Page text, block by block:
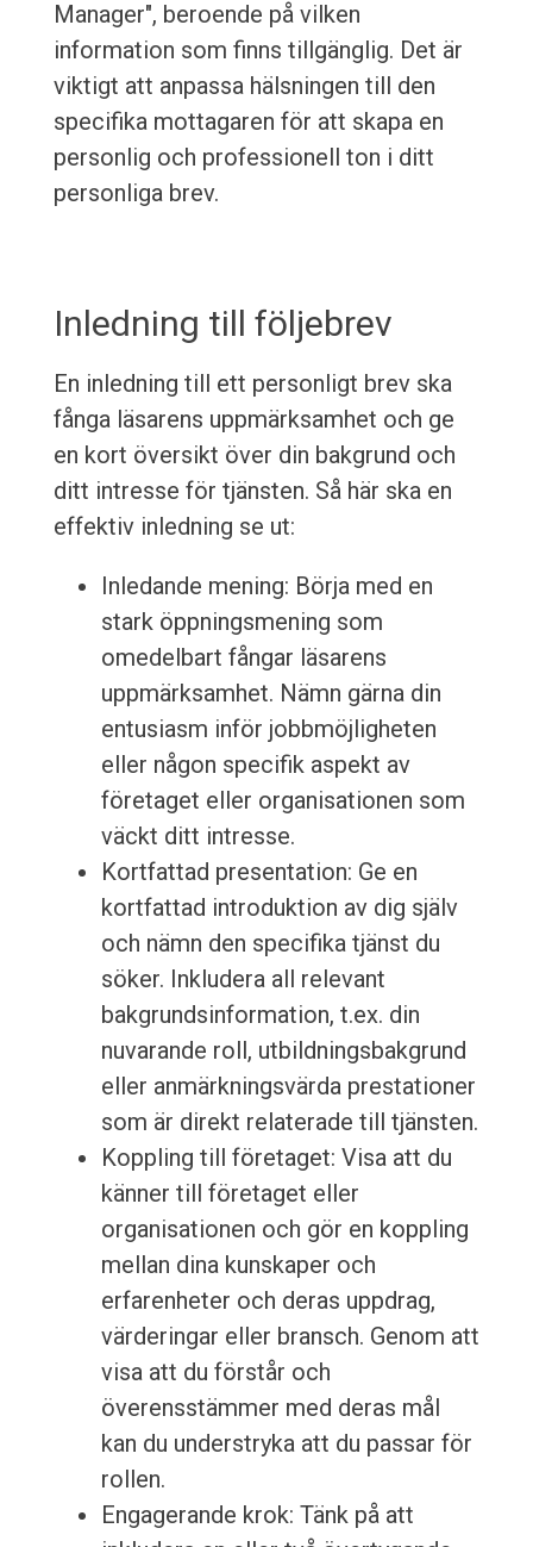
Manager", beroende på vilken
information som finns tillgänglig. Det är
viktigt att anpassa hälsningen till den
specifika mottagaren för att skapa en
personlig och professionell ton i ditt
personliga brev.
Inledning till följebrev
En inledning till ett personligt brev ska
fånga läsarens uppmärksamhet och ge
en kort översikt över din bakgrund och
ditt intresse för tjänsten. Så här ska en
effektiv inledning se ut:
Inledande mening: Börja med en
stark öppningsmening som
omedelbart fångar läsarens
uppmärksamhet. Nämn gärna din
entusiasm inför jobbmöjligheten
eller någon specifik aspekt av
företaget eller organisationen som
väckt ditt intresse.
Kortfattad presentation: Ge en
kortfattad introduktion av dig själv
och nämn den specifika tjänst du
söker. Inkludera all relevant
bakgrundsinformation, t.ex. din
nuvarande roll, utbildningsbakgrund
eller anmärkningsvärda prestationer
som är direkt relaterade till tjänsten.
Koppling till företaget: Visa att du
känner till företaget eller
organisationen och gör en koppling
mellan dina kunskaper och
erfarenheter och deras uppdrag,
värderingar eller bransch. Genom att
visa att du förstår och
överensstämmer med deras mål
kan du understryka att du passar för
rollen.
Engagerande krok: Tänk på att